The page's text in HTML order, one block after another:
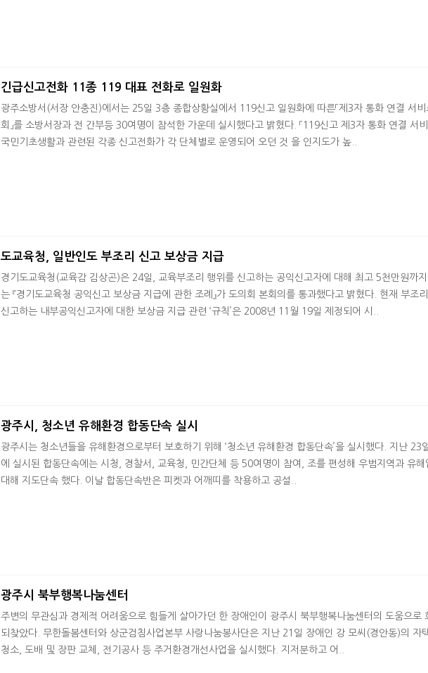
긴급신고전화 11종 119 대표 전화로 일원화
광주소방서(서장 안충진)에서는 25일 3층 종합상황실에서 119신고 일원화에 따른「제3자 통화 연결 서비
회」를 소방서장과 전 간부등 30여명이 참석한 가운데 실시했다고 밝혔다. 「119신고 제3자 통화 연결 서비
국민기초생활과 관련된 각종 신고전화가 각 단체별로 운영되어 오던 것 을 인지도가 높..
도교육청, 일반인도 부조리 신고 보상금 지급
경기도교육청(교육감 김상곤)은 24일, 교육부조리 행위를 신고하는 공익신고자에 대해 최고 5천만원까
는 『경기도교육청 공익신고 보상금 지급에 관한 조례』가 도의회 본회의를 통과했다고 밝혔다. 현재 부조
신고하는 내부공익신고자에 대한 보상금 지급 관련 ‘규칙’은 2008년 11월 19일 제정되어 시..
광주시, 청소년 유해환경 합동단속 실시
광주시는 청소년들을 유해환경으로부터 보호하기 위해 ‘청소년 유해환경 합동단속’을 실시했다. 지난 23
에 실시된 합동단속에는 시청, 경찰서, 교육청, 민간단체 등 50여명이 참여, 조를 편성해 우범지역과 유해
대해 지도단속 했다. 이날 합동단속반은 피켓과 어깨띠를 착용하고 공설..
광주시 북부행복나눔센터
주변의 무관심과 경제적 어려움으로 힘들게 살아가던 한 장애인이 광주시 북부행복나눔센터의 도움으로
되찾았다. 무한돌봄센터와 상군검침사업본부 사랑나눔봉사단은 지난 21일 장애인 강 모씨(경안동)의 자
청소, 도배 및 장판 교체, 전기공사 등 주거환경개선사업을 실시했다. 지저분하고 어..